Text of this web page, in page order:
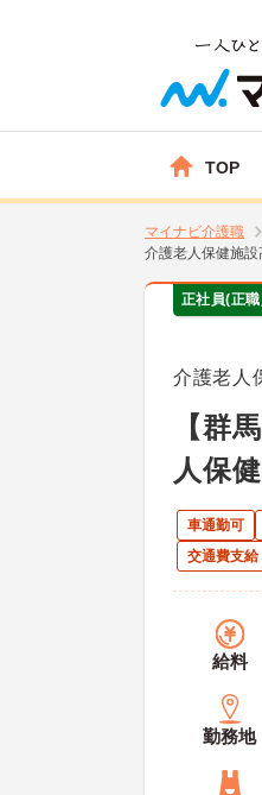
TOP
マイナビ介護職
介護老人保健施設
正社員(正
介護老人
【群
人保
車通勤可
交通費支給
給料
勤務地